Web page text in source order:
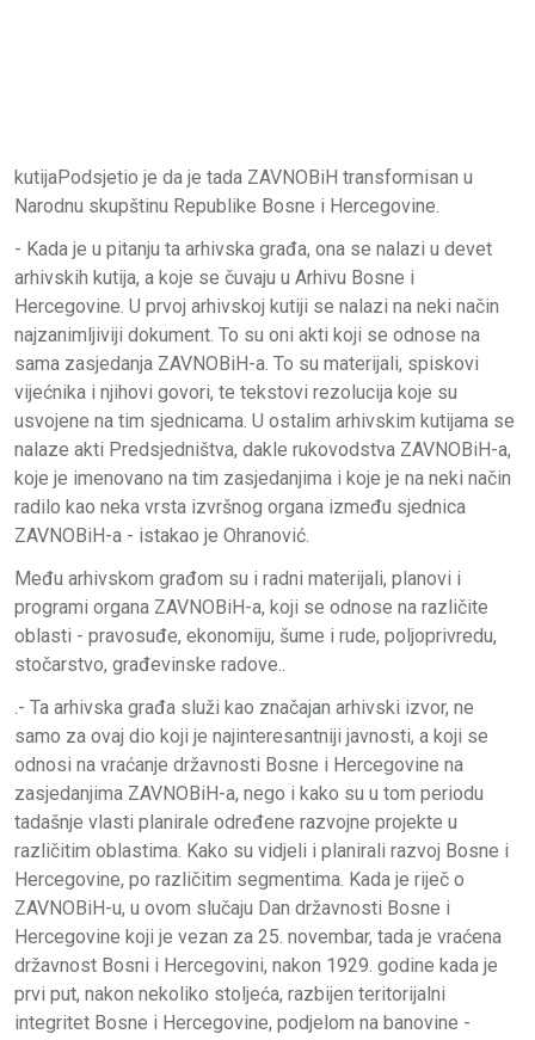
kutijaPodsjetio je da je tada ZAVNOBiH transformisan u
Narodnu skupštinu Republike Bosne i Hercegovine.
- Kada je u pitanju ta arhivska građa, ona se nalazi u devet
arhivskih kutija, a koje se čuvaju u Arhivu Bosne i
Hercegovine. U prvoj arhivskoj kutiji se nalazi na neki način
najzanimljiviji dokument. To su oni akti koji se odnose na
sama zasjedanja ZAVNOBiH-a. To su materijali, spiskovi
vijećnika i njihovi govori, te tekstovi rezolucija koje su
usvojene na tim sjednicama. U ostalim arhivskim kutijama se
nalaze akti Predsjedništva, dakle rukovodstva ZAVNOBiH-a,
koje je imenovano na tim zasjedanjima i koje je na neki način
radilo kao neka vrsta izvršnog organa između sjednica
ZAVNOBiH-a - istakao je Ohranović.
Među arhivskom građom su i radni materijali, planovi i
programi organa ZAVNOBiH-a, koji se odnose na različite
oblasti - pravosuđe, ekonomiju, šume i rude, poljoprivredu,
stočarstvo, građevinske radove..
.- Ta arhivska građa služi kao značajan arhivski izvor, ne
samo za ovaj dio koji je najinteresantniji javnosti, a koji se
odnosi na vraćanje državnosti Bosne i Hercegovine na
zasjedanjima ZAVNOBiH-a, nego i kako su u tom periodu
tadašnje vlasti planirale određene razvojne projekte u
različitim oblastima. Kako su vidjeli i planirali razvoj Bosne i
Hercegovine, po različitim segmentima. Kada je riječ o
ZAVNOBiH-u, u ovom slučaju Dan državnosti Bosne i
Hercegovine koji je vezan za 25. novembar, tada je vraćena
državnost Bosni i Hercegovini, nakon 1929. godine kada je
prvi put, nakon nekoliko stoljeća, razbijen teritorijalni
integritet Bosne i Hercegovine, podjelom na banovine -